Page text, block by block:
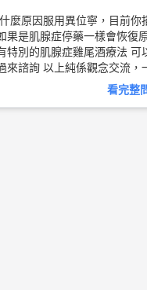
學新竹附設醫院 婦產科 主治醫師 蘇聖淵 醫師簡介 ►
果是肌腺症停藥一樣會恢復
特別的肌腺症雞尾酒療法 可
念交流，一
中心 主治醫師 韓健明 醫師
看完整